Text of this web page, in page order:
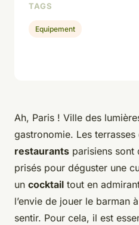
Ah, Paris ! Ville des
gastronomie. Les terrasses
restaurants parisiens sont
prisés pour déguster une
un cocktail tout en
l’envie de jouer le barman
sentir. Pour cela, il est
TAGS
Equipement